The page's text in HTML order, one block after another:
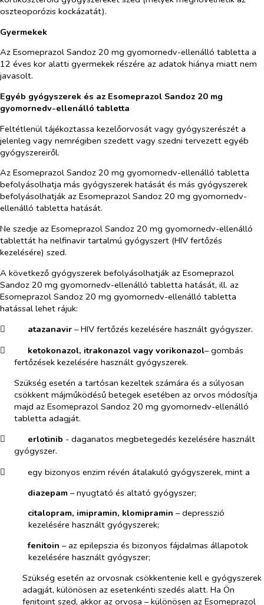
oszteoporózis kockázatát).
Gyermekek
Az Esomeprazol Sandoz 20 mg gyomornedv-ellenálló tabletta a
12 éves kor alatti gyermekek részére az adatok hiánya miatt nem
javasolt.
Egyéb gyógyszerek és az Esomeprazol Sandoz 20 mg
gyomornedv-ellenálló tabletta
Feltétlenül tájékoztassa kezelőorvosát vagy gyógyszerészét a
jelenleg vagy nemrégiben szedett vagy szedni tervezett egyéb
gyógyszereiről.
Az Esomeprazol Sandoz 20 mg gyomornedv-ellenálló tabletta
befolyásolhatja más gyógyszerek hatását és más gyógyszerek
befolyásolhatják az Esomeprazol Sandoz 20 mg gyomornedv-
ellenálló tabletta hatását.
Ne szedje az Esomeprazol Sandoz 20 mg gyomornedv-ellenálló
tablettát ha nelfinavir tartalmú gyógyszert (HIV fertőzés
kezelésére) szed.
A következő gyógyszerek befolyásolhatják az Esomeprazol
Sandoz 20 mg gyomornedv-ellenálló tabletta hatását, ill. az
Esomeprazol Sandoz 20 mg gyomornedv-ellenálló tabletta
hatással lehet rájuk:
​
atazanavir– HIV fertőzés kezelésére használt gyógyszer.
​
ketokonazol, itrakonazol vagy vorikonazol– gombás
fertőzések kezelésére használt gyógyszerek.
Szükség esetén a tartósan kezeltek számára és a súlyosan
csökkent májműködésű betegek esetében az orvos módosítja
majd az Esomeprazol Sandoz 20 mg gyomornedv-ellenálló
tabletta adagját.
​
erlotinib - daganatos megbetegedés kezelésére használt
gyógyszer.
​
egy bizonyos enzim révén átalakuló gyógyszerek, mint a
diazepam– nyugtató és altató gyógyszer;
citalopram, imipramin, klomipramin – depresszió
kezelésére használt gyógyszerek;
fenitoin – az epilepszia és bizonyos fájdalmas állapotok
kezelésére használt gyógyszer;
Szükség esetén az orvosnak csökkentenie kell e gyógyszerek
adagját, különösen az esetenkénti szedés alatt. Ha Ön
fenitoint szed, akkor az orvosa – különösen az Esomeprazol